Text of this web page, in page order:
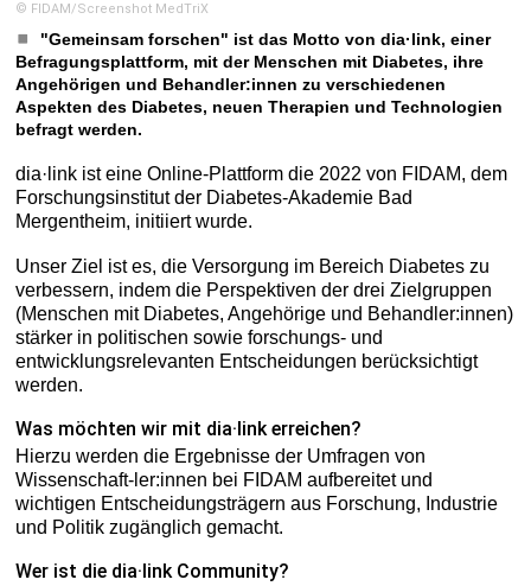
© FIDAM/Screenshot MedTriX
"Gemeinsam forschen" ist das Motto von dia·link, einer
Befragungsplattform, mit der Menschen mit Diabetes, ihre
Angehörigen und Behandler:innen zu verschiedenen
Aspekten des Diabetes, neuen Therapien und Technologien
befragt werden.
dia·link ist eine Online-Plattform die 2022 von FIDAM, dem
Forschungsinstitut der Diabetes-Akademie Bad
Mergentheim, initiiert wurde.
Unser Ziel ist es, die Versorgung im Bereich Diabetes zu
verbessern, indem die Perspektiven der drei Zielgruppen
(Menschen mit Diabetes, Angehörige und Behandler:innen)
stärker in politischen sowie forschungs- und
entwicklungsrelevanten Entscheidungen berücksichtigt
werden.
Was möchten wir mit dia·link erreichen?
Hierzu werden die Ergebnisse der Umfragen von
Wissenschaft-ler:innen bei FIDAM aufbereitet und
wichtigen Entscheidungsträgern aus Forschung, Industrie
und Politik zugänglich gemacht.
Wer ist die dia·link Community?